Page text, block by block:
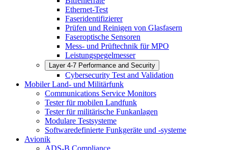
Ethernet-Test
Faseridentifizierer
Prüfen und Reinigen von Glasfasern
Faseroptische Sensoren
Mess- und Prüftechnik für MPO
Leistungspegelmesser
Layer 4-7 Performance and Security
Cybersecurity Test and Validation
Mobiler Land- und Militärfunk
Communications Service Monitors
Tester für mobilen Landfunk
Tester für militärische Funkanlagen
Modulare Testsysteme
Softwaredefinierte Funkgeräte und -systeme
Avionik